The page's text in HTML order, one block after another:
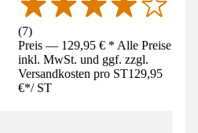
(7)
Preis — 129,95 € * Alle Preise
inkl. MwSt. und ggf. zzgl.
Versandkosten pro ST129,95
€*/ ST